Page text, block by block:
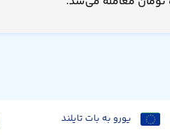
یورو به بات تایلند